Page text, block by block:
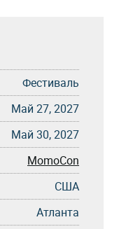
Фестиваль
Май 27, 2027
Май 30, 2027
MomoCon
США
Атланта